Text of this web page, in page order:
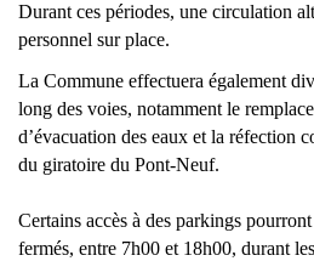
Durant ces périodes, une circulation
personnel sur place.
La Commune effectuera également
long des voies, notamment le
d’évacuation des eaux et la réfection
du giratoire du Pont-Neuf.
Certains accès à des parkings
fermés, entre 7h00 et 18h00, durant